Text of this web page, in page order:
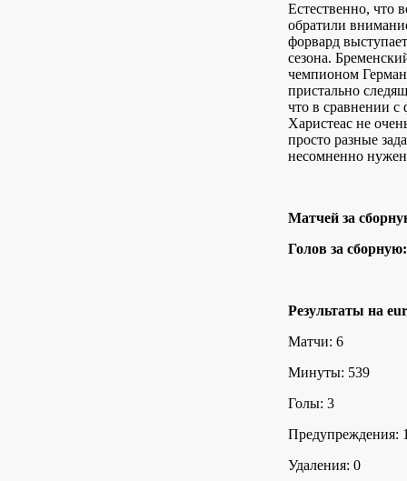
Естественно, что
обратили
форвард
сезона.
чемпионом
пристально
что в сравнении
Харистеас не
просто разные
несомненно
Матчей за
Голов за сборную:
Результаты на
Матчи: 6
Минуты: 539
Голы: 3
Предупреждения:
Удаления: 0